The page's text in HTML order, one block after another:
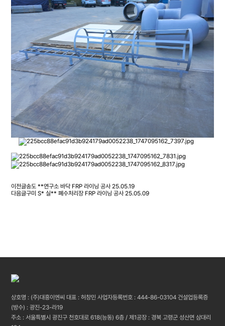
이전글송도 **연구소 바닥 FRP 라이닝 공사 25.05.19
다음글구미 S* 실** 폐수처리장 FRP 라이닝 공사 25.05.09
상호명 : (주)대흥이엔씨 대표 : 허창민 사업자등록번호 : 444-86-03104 건설업등록증
(방수) : 광진-23-라19
주소 : 서울특별시 광진구 천호대로 618(능동) 6층 / 제1공장 : 경북 고령군 성산면 삼대리